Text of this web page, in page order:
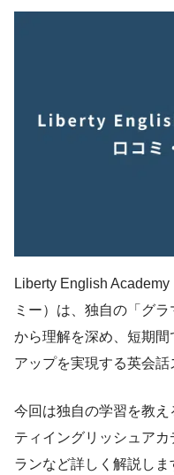
Liberty English
ミー）は、独自の「グ
から理解を深め、短期
アップを実現する英会話
今回は独自の学習を教
ティイングリッシュア
ランなど詳しく解説しま